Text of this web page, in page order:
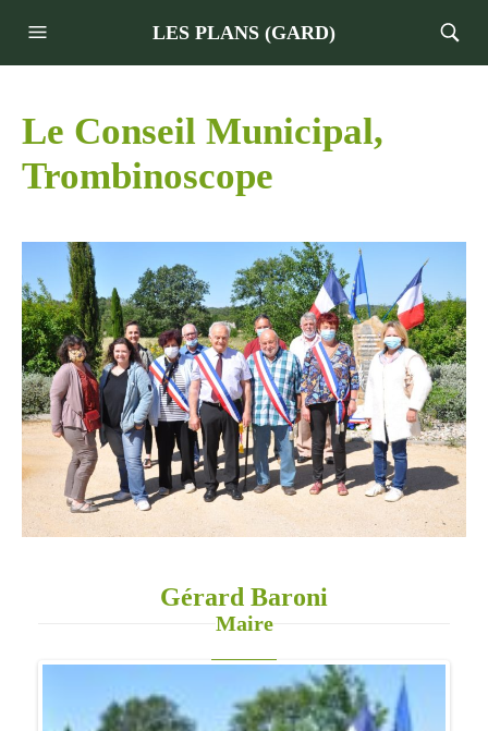
LES PLANS (GARD)
Le Conseil Municipal,
Trombinoscope
Gérard Baroni
Maire